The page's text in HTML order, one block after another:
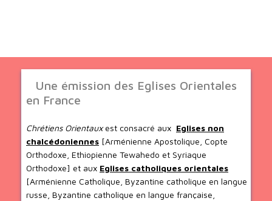
Une émission des Eglises Orientales
en France
Chrétiens Orientauxest consacré aux Eglises non
chalcédoniennes [Arménienne Apostolique, Copte
Orthodoxe, Ethiopienne Tewahedo et Syriaque
Orthodoxe] et aux Eglises catholiques orientales
[Arménienne Catholique, Byzantine catholique en langue
russe, Byzantine catholique en langue française,